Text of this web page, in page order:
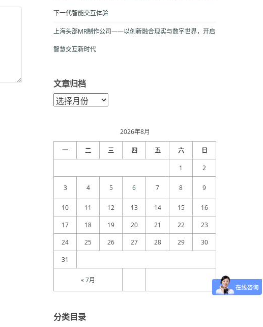
下一代智能交互体验
上海头部MR制作公司——以创新融合现实与数字世界，开启
智慧交互新时代
文章归档
文
章
2026年8月
一 二 三 四 五 六 日
« 7月
1 2
3 4 5 6 7 8 9
10 11 12 13 14 15
16
17
18 19 20 21 22
23
24
25 26 27 28 29
30
31
分类目录